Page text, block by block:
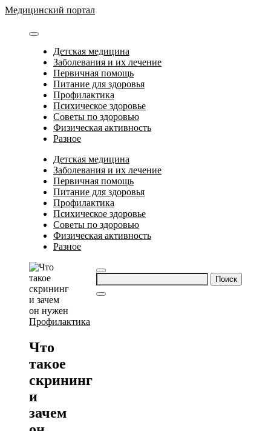
Перейти
содержимому
Медицинский портал
Детская медицина
Заболевания и их лечение
Первичная помощь
Питание для здоровья
Профилактика
Психическое здоровье
Советы по здоровью
Физическая активность
Разное
Детская медицина
Заболевания и их лечение
Первичная помощь
Питание для здоровья
Профилактика
Психическое здоровье
Советы по здоровью
Физическая активность
Разное
Найти:
Профилактика
Что
такое
скрининг
и
зачем